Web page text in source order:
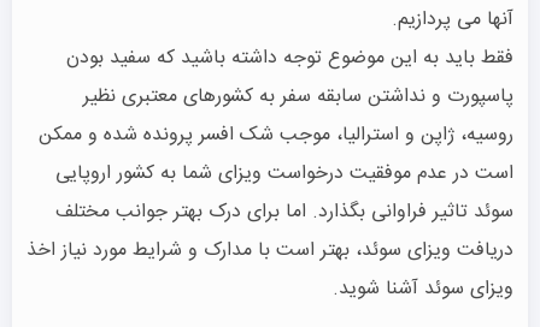
آنها می پردازیم.
فقط باید به این موضوع توجه داشته باشید که سفید بودن
پاسپورت و نداشتن سابقه سفر به کشورهای معتبری نظیر
روسیه، ژاپن و استرالیا، موجب شک افسر پرونده شده و ممکن
است در عدم موفقیت درخواست ویزای شما به کشور اروپایی
سوئد تاثیر فراوانی بگذارد. اما برای درک بهتر جوانب مختلف
دریافت ویزای سوئد، بهتر است با مدارک و شرایط مورد نیاز اخذ
ویزای سوئد آشنا شوید.